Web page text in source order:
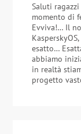
Saluti
momento di
Evviva!… Il
esatto…
abbiamo
in realtà
progetto